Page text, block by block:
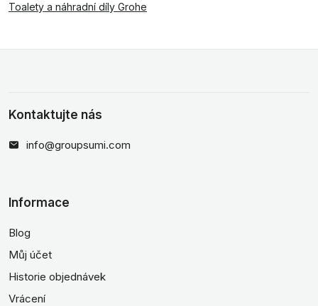
Toalety a náhradní díly Grohe
Kontaktujte nás
info@groupsumi.com
Informace
Blog
Můj účet
Historie objednávek
Vrácení